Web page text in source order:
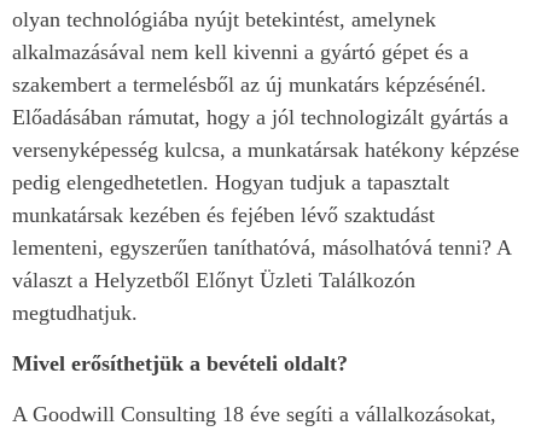
olyan technológiába nyújt betekintést, amelynek
alkalmazásával nem kell kivenni a gyártó gépet és a
szakembert a termelésből az új munkatárs képzésénél.
Előadásában rámutat, hogy a jól technologizált gyártás a
versenyképesség kulcsa, a munkatársak hatékony képzése
pedig elengedhetetlen. Hogyan tudjuk a tapasztalt
munkatársak kezében és fejében lévő szaktudást
lementeni, egyszerűen taníthatóvá, másolhatóvá tenni? A
választ a Helyzetből Előnyt Üzleti Találkozón
megtudhatjuk.
Mivel erősíthetjük a bevételi oldalt?
A Goodwill Consulting 18 éve segíti a vállalkozásokat,